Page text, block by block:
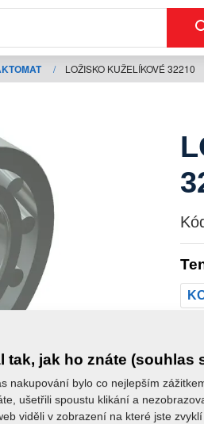
/ LOŽISKO KUŽELÍKOVÉ 32210
tak, jak ho znáte (souhlas
nakupování bylo co nejlepším
ušetřili spoustu klikání a
viděli v zobrazení na které jste